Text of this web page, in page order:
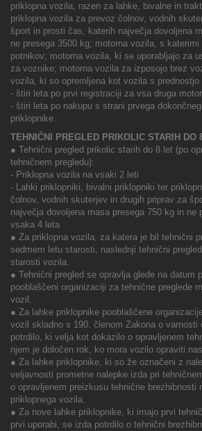
priklopna vozila, razen za lahke, bivalne in
priklopna vozila za prevoz čolnov, vodnih
šport in prosti čas, katerih največja dovoljena
ne presega 3500 kg; motorna vozila, s
potnikov; motorna vozila, ki se uporabljajo za
za voznike; motorna vozila za izposojo brez
vozila, ki so opremljena kot vozila s
- štiri leta po prvi registraciji za vsa druga
- štiri leta po nakupu s strani prvega
priklopnike.
TEHNIČNI PREGLED PRIKOLIC STARIH DO
● Tehnični pregled prikolic starih do 8 let (po
tehničnem pregledu):
- Priklopna vozila na vsaki 2 leti
- Lahki priklopniki, bivalni priklopniki ter
čolnov, vodnih skuterjev in drugih priprav za
največja dovoljena masa presega 750 kg in ne
vsaka 4 leta
● Za priklopna vozila, za katera je bil tehnični
sedmem letu starosti, naslednji tehnični
starosti vozila.
● Tehnični pregled se opravlja glede na datum
pooblaščeni organizaciji za tehnične preglede
vozil.
● Za lahke priklopnike pooblaščene
vozil skladno s 190. členom Zakona o varnosti
potrdilo, ki velja kot dokazilo o opravljenem
njem je določen rok, ko mora vozilo opraviti
● Za lahke priklopnike, ki so že označeni z
veljavnosti prometne nalepke izda pri
o opravljenem preizkusu tehnične brezhibnosti
priklopnega vozila.
● Za nove lahke priklopnike, ki imajo prvi
prvi uporabi, se izda potrdilo o tehnični